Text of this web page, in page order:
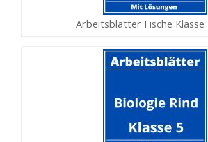
Arbeitsblätter Fische Klasse